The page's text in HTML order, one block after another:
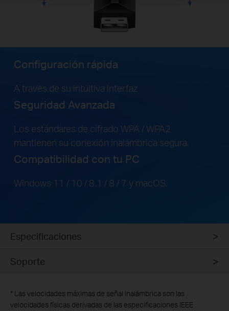
Configuración rápida
A través de su intuitiva interfaz
Seguridad Avanzada
Los estándares de cifrado WPA / WPA2
mantienen su conexión inalámbrica segura.
Compatibilidad con tu PC
Windows 11 / 10 / 8.1 / 8 / 7 y macOS.
Especificaciones
Soporte
* Las velocidades máximas de señal inalámbrica son las
velocidades físicas derivadas de las especificaciones IEEE